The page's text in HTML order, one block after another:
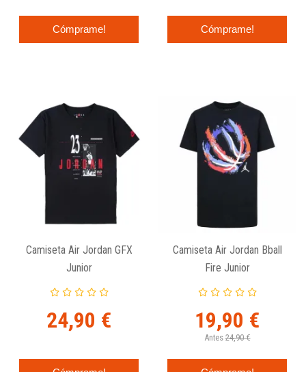
Cómprame! Cómprame!
Camiseta Air Jordan GFX
Junior
24,90 €
Camiseta Air Jordan Bball
Fire Junior
19,90 €
Antes 24,90 €